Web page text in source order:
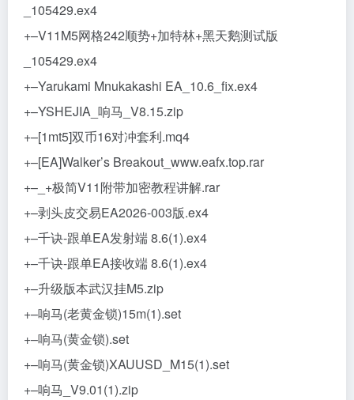
_105429.ex4
+–V11M5网格242顺势+加特林+黑天鹅测试版
_105429.ex4
+–Yarukami Mnukakashi EA_10.6_fix.ex4
+–YSHEJIA_响马_V8.15.zip
+–[1mt5]双币16对冲套利.mq4
+–[EA]Walker’s Breakout_www.eafx.top.rar
+–_+极简V11附带加密教程讲解.rar
+–剥头皮交易EA2026-003版.ex4
+–千诀-跟单EA发射端 8.6(1).ex4
+–千诀-跟单EA接收端 8.6(1).ex4
+–升级版本武汉挂M5.zip
+–响马(老黄金锁)15m(1).set
+–响马(黄金锁).set
+–响马(黄金锁)XAUUSD_M15(1).set
+–响马_V9.01(1).zip